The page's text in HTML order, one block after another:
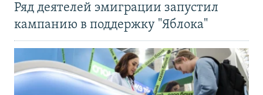
Ряд деятелей эмиграции запустил
кампанию в поддержку "Яблока"